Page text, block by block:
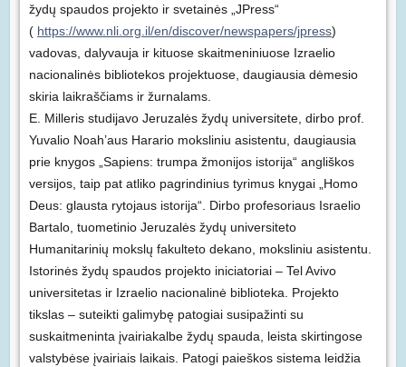
žydų spaudos projekto ir svetainės „JPress“
( https://www.nli.org.il/en/discover/newspapers/jpress)
vadovas, dalyvauja ir kituose skaitmeniniuose Izraelio
nacionalinės bibliotekos projektuose, daugiausia dėmesio
skiria laikraščiams ir žurnalams.
E. Milleris studijavo Jeruzalės žydų universitete, dirbo prof.
Yuvalio Noah’aus Harario moksliniu asistentu, daugiausia
prie knygos „Sapiens: trumpa žmonijos istorija“ angliškos
versijos, taip pat atliko pagrindinius tyrimus knygai „Homo
Deus: glausta rytojaus istorija“. Dirbo profesoriaus Israelio
Bartalo, tuometinio Jeruzalės žydų universiteto
Humanitarinių mokslų fakulteto dekano, moksliniu asistentu.
Istorinės žydų spaudos projekto iniciatoriai – Tel Avivo
universitetas ir Izraelio nacionalinė biblioteka. Projekto
tikslas – suteikti galimybę patogiai susipažinti su
suskaitmeninta įvairiakalbe žydų spauda, leista skirtingose
valstybėse įvairiais laikais. Patogi paieškos sistema leidžia